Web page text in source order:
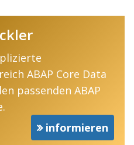
ABAP Core Data
passenden ABAP
informieren